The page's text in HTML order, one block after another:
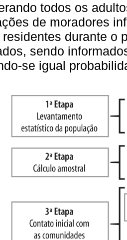
todos os
de moradores
durante o
sendo
se igual